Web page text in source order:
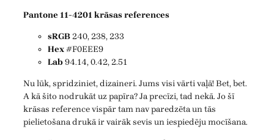
Pantone 11-4201 krāsas references
sRGB240, 238, 233
Hex#F0EEE9
Lab94.14, 0.42, 2.51
Nu lūk, spridziniet, dizaineri. Jums visi vārti vaļā! Bet, bet.
A kā šito nodrukāt uz papīra? Ja precīzi, tad nekā. Jo šī
krāsas reference vispār tam nav paredzēta un tās
pielietošana drukā ir vairāk sevis un iespiedēju mocīšana.